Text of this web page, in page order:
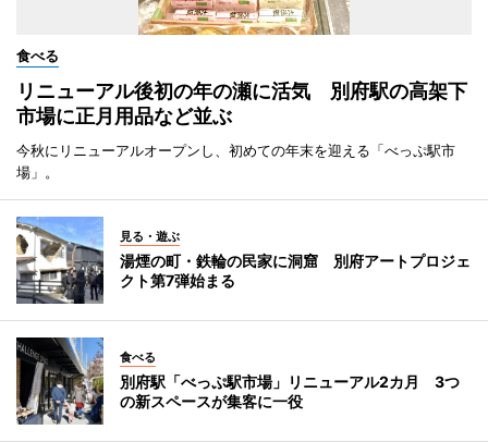
食べる
リニューアル後初の年の瀬に活気 別府駅の高架下
市場に正月用品など並ぶ
今秋にリニューアルオープンし、初めての年末を迎える「べっぷ駅市
場」。
見る・遊ぶ
湯煙の町・鉄輪の民家に洞窟 別府アートプロジェ
クト第7弾始まる
食べる
別府駅「べっぷ駅市場」リニューアル2カ月 3つ
の新スペースが集客に一役